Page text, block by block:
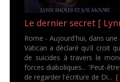
Le dernier secret [
Rome - Aujourd'hui, dans
Vatican a déclaré qu'il croit
de suicides à travers le
forces diaboliques... 'Peut-
de regarder l'écriture de Di... [